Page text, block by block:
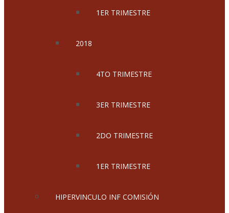
1ER TRIMESTRE
2018
4TO TRIMESTRE
3ER TRIMESTRE
2DO TRIMESTRE
1ER TRIMESTRE
HIPERVINCULO INF COMISIÓN